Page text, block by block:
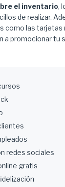
el inventario,
de realizar.
como las tarjetas
a promocionar tu
redes sociales
gratis